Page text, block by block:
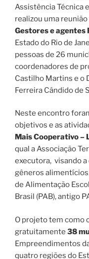
Assistência Técnica
realizou uma
Gestores e agentes
Estado do Rio de
pessoas de 26
coordenadores de
Castilho Martins e o
Ferreira Cândido de
Neste encontro
objetivos e as
Mais Cooperativo –
qual a Associação
executora, visando a
gêneros
de Alimentação
Brasil (PAB), antigo
O projeto tem como
gratuitamente 38
Empreendimentos
quatro regiões do